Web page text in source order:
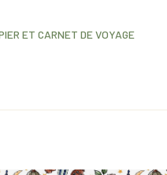
ET CARNET DE VOYAGE